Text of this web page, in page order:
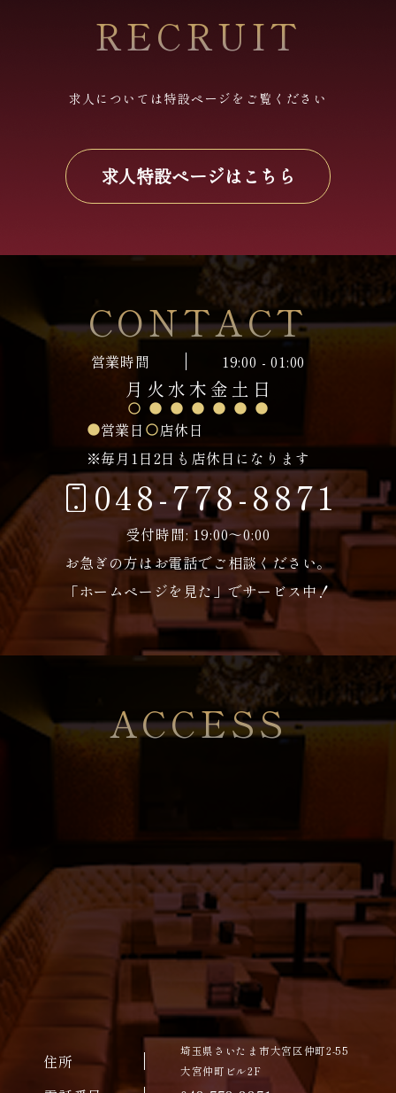
RECRUIT
求人については特設ページをご覧ください
求人特設ページはこちら
CONTACT
営業時間 19:00 - 01:00
月 火 水 木 金 土 日
営業日
店休日
※毎月1日2日も店休日になります
048-778-8871
受付時間: 19:00～0:00
お急ぎの方はお電話でご相談ください。
「ホームページを見た」でサービス中！
ACCESS
住所
埼玉県さいたま市大宮区仲町2-55
大宮仲町ビル2F